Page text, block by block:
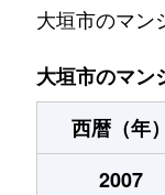
大垣市のマン
大垣市のマン
西暦（年）
2007